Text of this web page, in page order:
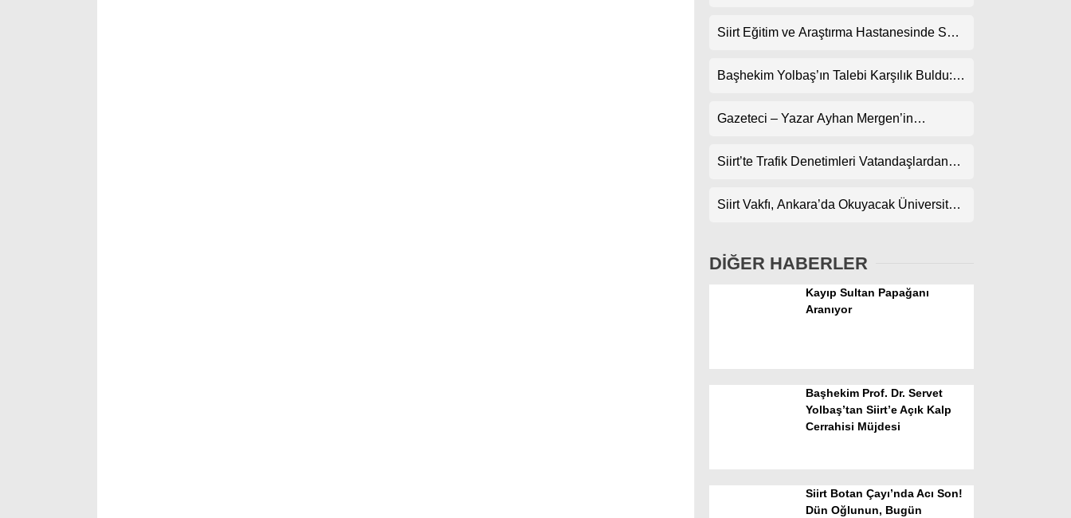
Dünya
Spor
Topluyor
Siirt Eğitim ve Araştırma Hastanesinde Son
Randevularda Bekleme Süresi Kısaldı
Başhekim Yolbaş’ın Talebi Karşılık Buldu:
Gazeteci – Yazar Ayhan Mergen’in
Kuralları”
Siirt’te Trafik Denetimleri Vatandaşlardan
Siirt Vakfı, Ankara’da Okuyacak Üniversite
DİĞER HABERLER
Kayıp Sultan Papağanı
Aranıyor
Başhekim Prof. Dr. Servet
Yolbaş’tan Siirt’e Açık Kalp
Cerrahisi Müjdesi
Siirt Botan Çayı’nda Acı Son!
Dün Oğlunun, Bugün